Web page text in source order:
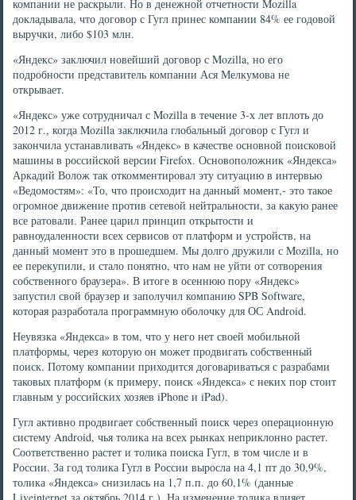
компании не раскрыли. Но в денежной отчетности Mozilla
докладывала, что договор с Гугл принес компании 84% ее годовой
выручки, либо $103 млн.
«Яндекс» заключил новейший договор с Mozilla, но его
подробности представитель компании Ася Мелкумова не
открывает.
«Яндекс» уже сотрудничал с Mozilla в течение 3-х лет вплоть до
2012 г., когда Mozilla заключила глобальный договор с Гугл и
закончила устанавливать «Яндекс» в качестве основной поисковой
машины в российской версии Firefox. Основоположник «Яндекса»
Аркадий Волож так откомментировал эту ситуацию в интервью
«Ведомостям»: «То, что происходит на данный момент,- это такое
огромное движение против сетевой нейтральности, за какую ранее
все ратовали. Ранее царил принцип открытости и
равноудаленности всех сервисов от платформ и устройств, на
данный момент это в прошедшем. Мы долго дружили с Mozilla, но
ее перекупили, и стало понятно, что нам не уйти от сотворения
собственного браузера». В итоге в осеннюю пору «Яндекс»
запустил свой браузер и заполучил компанию SPB Software,
которая разработала программную оболочку для ОС Android.
Неувязка «Яндекса» в том, что у него нет своей мобильной
платформы, через которую он может продвигать собственный
поиск. Потому компании приходится договариваться с разрабами
таковых платформ (к примеру, поиск «Яндекса» с неких пор стоит
главным у российских хозяев iPhone и iPad).
Гугл активно продвигает собственный поиск через операционную
систему Android, чья толика на всех рынках неприклонно растет.
Соответственно растет и толика поиска Гугл, в том числе и в
России. За год толика Гугл в России выросла на 4,1 пт до 30,9%,
толика «Яндекса» снизилась на 1,7 п.п. до 60,1% (данные